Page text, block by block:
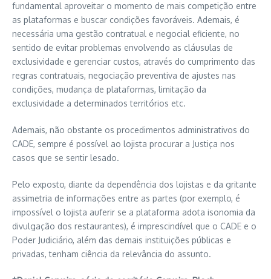
fundamental aproveitar o momento de mais competição entre
as plataformas e buscar condições favoráveis. Ademais, é
necessária uma gestão contratual e negocial eficiente, no
sentido de evitar problemas envolvendo as cláusulas de
exclusividade e gerenciar custos, através do cumprimento das
regras contratuais, negociação preventiva de ajustes nas
condições, mudança de plataformas, limitação da
exclusividade a determinados territórios etc.
Ademais, não obstante os procedimentos administrativos do
CADE, sempre é possível ao lojista procurar a Justiça nos
casos que se sentir lesado.
Pelo exposto, diante da dependência dos lojistas e da gritante
assimetria de informações entre as partes (por exemplo, é
impossível o lojista auferir se a plataforma adota isonomia da
divulgação dos restaurantes), é imprescindível que o CADE e o
Poder Judiciário, além das demais instituições públicas e
privadas, tenham ciência da relevância do assunto.